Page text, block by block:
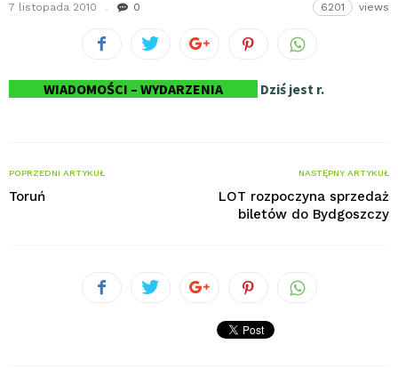
7 listopada 2010 0 6201 views
WIADOMOŚCI – WYDARZENIA Dziś jest r.
POPRZEDNI ARTYKUŁ
Toruń
NASTĘPNY ARTYKUŁ
LOT rozpoczyna sprzedaż
biletów do Bydgoszczy